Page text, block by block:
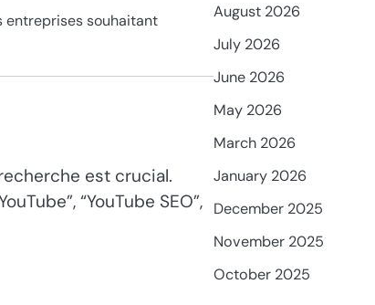
entreprises souhaitant
est crucial.
“YouTube SEO”,
August 2026
July 2026
June 2026
May 2026
March 2026
January 2026
December 2025
November 2025
October 2025